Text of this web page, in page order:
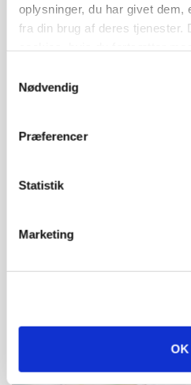
oplysninger, du har givet dem,
fra din brug af deres tjenester.
Nødvendig
Præferencer
Statistik
Marketing
OK
konkurrence- og